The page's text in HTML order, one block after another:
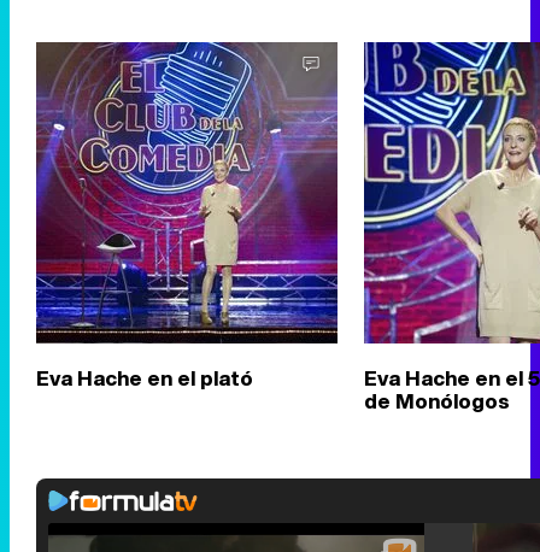
Eva Hache en el plató Eva Hache en el
de Monólogos